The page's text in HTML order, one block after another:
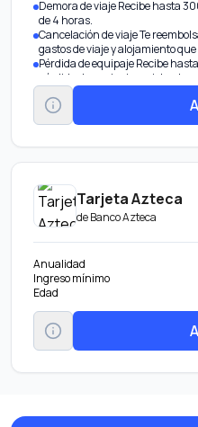
Demora de viaje Recibe hasta
de 4 horas.
Cancelación de viaje Te
gastos de viaje y alojamiento
Pérdida de equipaje Recibe
pérdida de equipaje registrado.
Tarjeta Azteca
deBanco Azteca
Anualidad
Ingreso mínimo
Edad